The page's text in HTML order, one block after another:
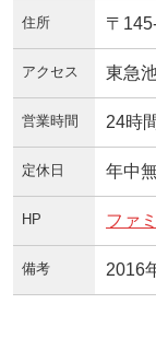
住所 〒
アクセス 東急
営業時間 24時
定休日 年中
HP ファ
備考 2016